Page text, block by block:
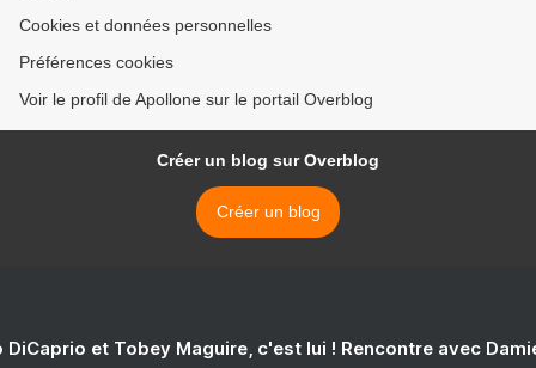
Cookies et données personnelles
Préférences cookies
Voir le profil de Apollone sur le portail Overblog
Créer un blog sur Overblog
Créer un blog
DiCaprio et Tobey Maguire, c'est lui ! Rencontre avec